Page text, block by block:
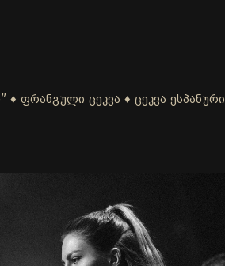
ფრანგული ცეკვა ♦ ცეკვა ესპანური